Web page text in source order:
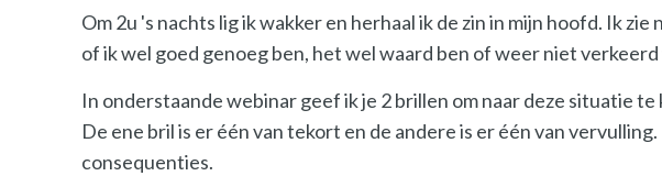
Om 2u 's nachts lig ik wakker en herhaal ik de zin in mijn hoofd. Ik
of ik wel goed genoeg ben, het wel waard ben of weer niet
In onderstaande webinar geef ik je 2 brillen om naar deze situatie te
De ene bril is er één van tekort en de andere is er één van
consequenties.